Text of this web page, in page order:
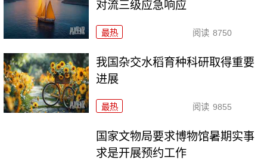
对流三级应急响应
最热 阅读 8750
我国杂交水稻育种科研取得重要
进展
最热 阅读 9855
国家文物局要求博物馆暑期实事
求是开展预约工作